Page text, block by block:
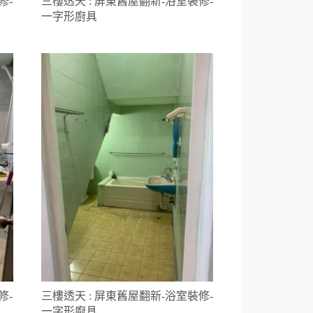
一字形廚具
-
三樓透天 : 屏東舊屋翻新-浴室裝修-